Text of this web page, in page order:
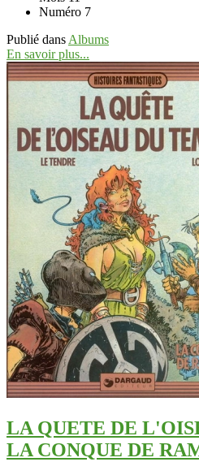
Numéro 7
Publié dans Albums
En savoir plus...
LA QUETE DE
LA CONQUE DE